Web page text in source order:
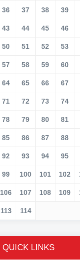
36 37 38 39
43 44 45 46
50 51 52 53
57 58 59 60
64 65 66 67
71 72 73 74
78 79 80 81
85 86 87 88
92 93 94 95
99 100 101 102
106 107 108 109
113 114
QUICK LINKS